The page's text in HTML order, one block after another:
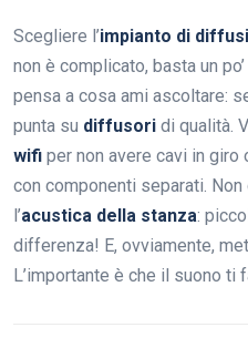
Scegliere l’impianto di
non è complicato, basta un
pensa a cosa ami ascoltare:
punta su diffusori di qualità.
wifi per non avere cavi in giro
con componenti separati.
l’acustica della stanza:
differenza! E, ovviamente,
L’importante è che il suono ti